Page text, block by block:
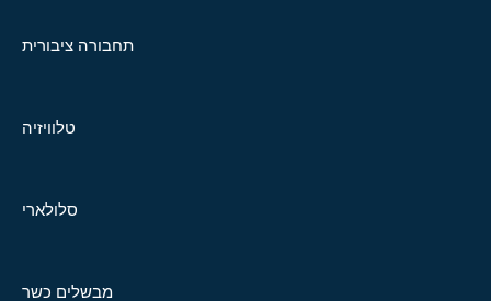
תחבורה ציבורית
טלוויזיה
סלולארי
מבשלים כשר